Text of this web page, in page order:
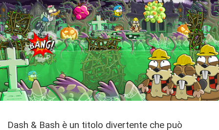
Dash & Bash è un titolo divertente che può